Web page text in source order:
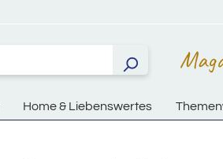
Home & Liebenswertes